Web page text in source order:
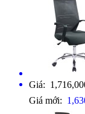
Giá:
Giá mới: